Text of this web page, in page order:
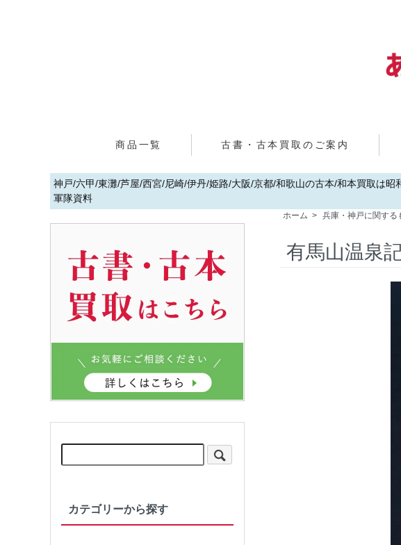
商品一覧 古書・古本買取のご案内
神戸/六甲/東灘/芦屋/西宮/尼崎/伊丹/姫路/大阪/京都/和歌山の古本/和本買取は
軍隊資料
ホーム > 兵庫・神戸に関する
有馬山温泉
カテゴリーから探す